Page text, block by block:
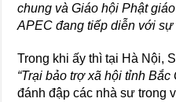
chung và Giáo hội Phật
APEC đang tiếp diễn với
Trong khi ấy thì tại Hà Nội,
“Trại bảo trợ xã hội tỉnh Bắc
đánh đập các nhà sư trong